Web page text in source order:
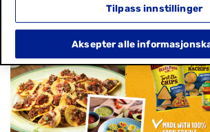
yndlingsrett.
Tilpass innstillinger
Aksepter alle